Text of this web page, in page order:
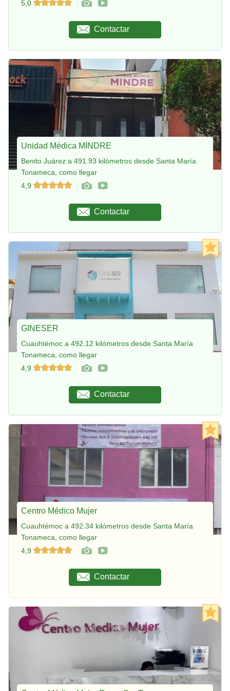
5,0
Contactar
Unidad Médica MINDRE
Benito Juárez a 491.93 kilómetros desde Santa María
Tonameca, como llegar
4,9
Contactar
GINESER
Cuauhtémoc a 492.12 kilómetros desde Santa María
Tonameca, como llegar
4,9
Contactar
Centro Médico Mujer
Cuauhtémoc a 492.34 kilómetros desde Santa María
Tonameca, como llegar
4,9
Contactar